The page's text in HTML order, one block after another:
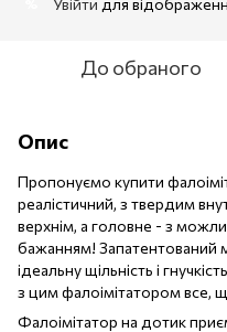
До обраного
Опис
Пропонуємо купити
реалістичний, з твердим
верхнім, а головне - з
бажанням! Запатентований
ідеальну щільність і
з цим фалоімітатором все,
Фалоімітатор на дотик